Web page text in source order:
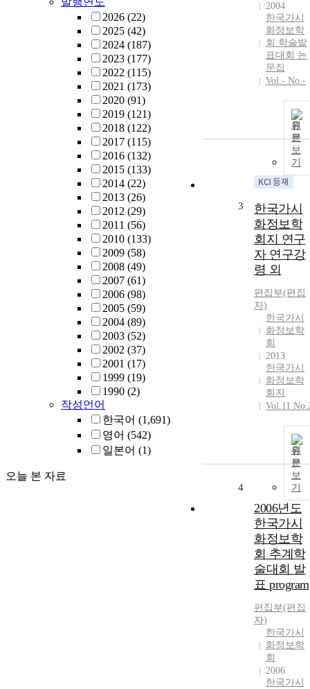
2026 (22)
2025 (42)
2024 (187)
2023 (177)
2022 (115)
2021 (173)
2020 (91)
2019 (121)
2018 (122)
2017 (115)
2016 (132)
2015 (133)
2014 (22)
2013 (26)
2012 (29)
2011 (56)
2010 (133)
2009 (58)
2008 (49)
2007 (61)
2006 (98)
2005 (59)
2004 (89)
2003 (52)
2002 (37)
2001 (17)
1999 (19)
1990 (2)
작성언어
한국어 (1,691)
영어 (542)
일본어 (1)
오늘 본 자료
2004
한국가시
화정보학
회 학술발
표대회 논
문집
Vol.- No.-
원
문
보
기
3
한국가시
화정보학
회지 연구
자 연구강
령 외
편집부(편집
자)
한국가시
화정보학
회
2013
한국가시
화정보학
회지
Vol.11
원
문
보
기
4
2006년도
한국가시
화정보학
회 추계학
술대회 발
표 program
편집부(편집
자)
한국가시
화정보학
회
2006
한국가시